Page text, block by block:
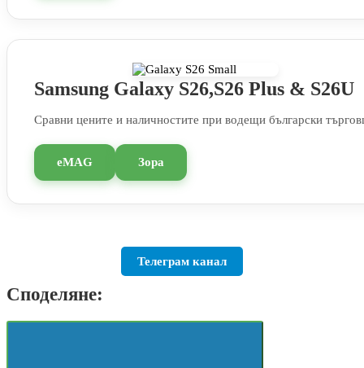
Samsung Galaxy S26,S26 Plus & S26U
Сравни цените и наличностите при водещи български
eMAG Зора
Телеграм канал
Споделяне: